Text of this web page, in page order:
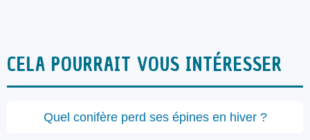
CELA POURRAIT VOUS INTÉRESSER
Quel conifère perd ses épines en hiver ?